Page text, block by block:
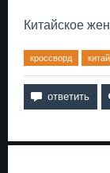
Китайское
кроссворд китай